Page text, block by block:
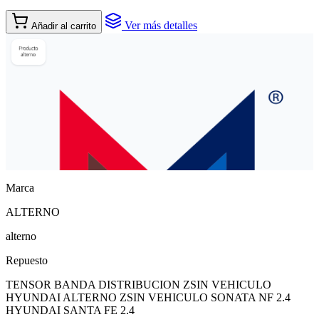
Añadir al carrito Ver más detalles
Marca
ALTERNO
alterno
Repuesto
TENSOR BANDA DISTRIBUCION ZSIN VEHICULO
HYUNDAI ALTERNO ZSIN VEHICULO SONATA NF 2.4
HYUNDAI SANTA FE 2.4